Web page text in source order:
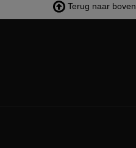
Terug naar boven